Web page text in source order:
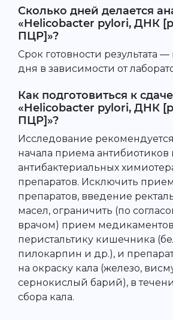
Сколько дней делается
«Helicobacter pylori, ДНК
ПЦР]»?
Срок готовности результата
дня в зависимости от
Как подготовиться к
«Helicobacter pylori, ДНК
ПЦР]»?
Исследование
начала приема антибиотиков
антибактериальных
препаратов. Исключить
препаратов, введение
масел, ограничить (по
врачом) прием
перистальтику кишечника
пилокарпин и др.), и
на окраску кала (железо,
сернокислый барий), в
сбора кала.